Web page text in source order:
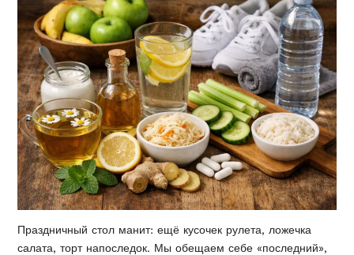
Праздничный стол манит: ещё кусочек рулета, ложечка
салата, торт напоследок. Мы обещаем себе «последний»,